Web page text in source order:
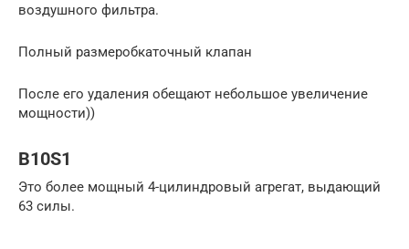
воздушного фильтра.
Полный размеробкаточный клапан
После его удаления обещают небольшое увеличение
мощности))
B10S1
Это более мощный 4-цилиндровый агрегат, выдающий
63 силы.